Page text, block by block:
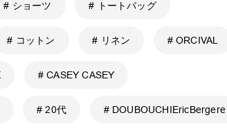
# ショーツ # トートバッグ
# コットン # リネン # ORCIVAL
# CASEY CASEY
# 20代 # DOUBOUCHIEricBergere